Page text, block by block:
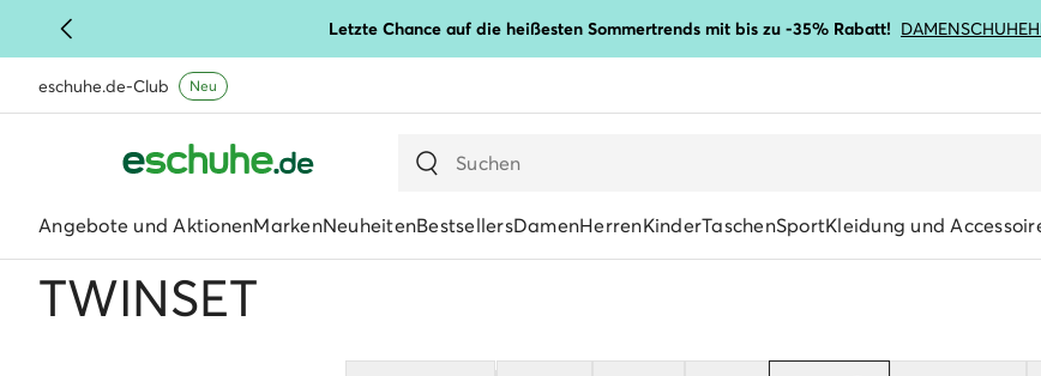
Letzte Chance auf die heißesten Sommertrends mit bis zu -35% Rabatt! DAMENSCHUHE
eschuhe.de-Club Neu
Angebote und AktionenMarkenNeuheitenBestsellersDamenHerrenKinderTaschenSportKleidung und
TWINSET